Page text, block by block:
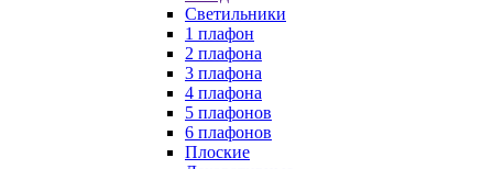
Светильники
1 плафон
2 плафона
3 плафона
4 плафона
5 плафонов
6 плафонов
Плоские